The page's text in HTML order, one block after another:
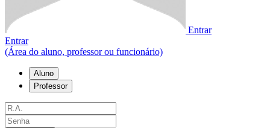
Entrar
Entrar
(Área do aluno, professor ou funcionário)
Aluno
Professor